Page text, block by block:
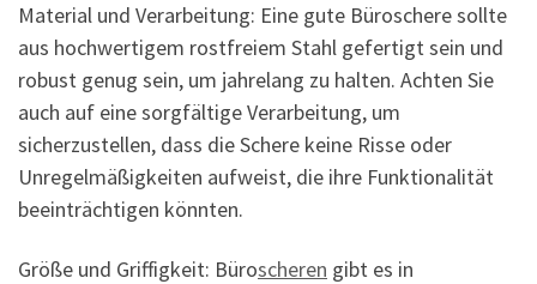
Material und Verarbeitung: Eine gute Büroschere sollte
aus hochwertigem rostfreiem Stahl gefertigt sein und
robust genug sein, um jahrelang zu halten. Achten Sie
auch auf eine sorgfältige Verarbeitung, um
sicherzustellen, dass die Schere keine Risse oder
Unregelmäßigkeiten aufweist, die ihre Funktionalität
beeinträchtigen könnten.
Größe und Griffigkeit: Büroscheren gibt es in